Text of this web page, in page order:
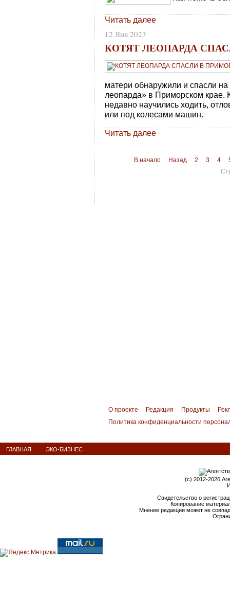
Читать далее
12 Янв 2023
КОТЯТ ЛЕОПАРДА
матери обнаружили и спасли
леопарда» в Приморском крае.
недавно научились ходить,
или под колесами машин.
Читать далее
В начало Назад 2 3 4
О проекте Редакция Продукты
Политика конфиденциальности
ГЛАВНАЯ ЭКО-БИЗНЕС
(c) 2012-2026
Свидетельство о
Копирование
Мнение редакции может не